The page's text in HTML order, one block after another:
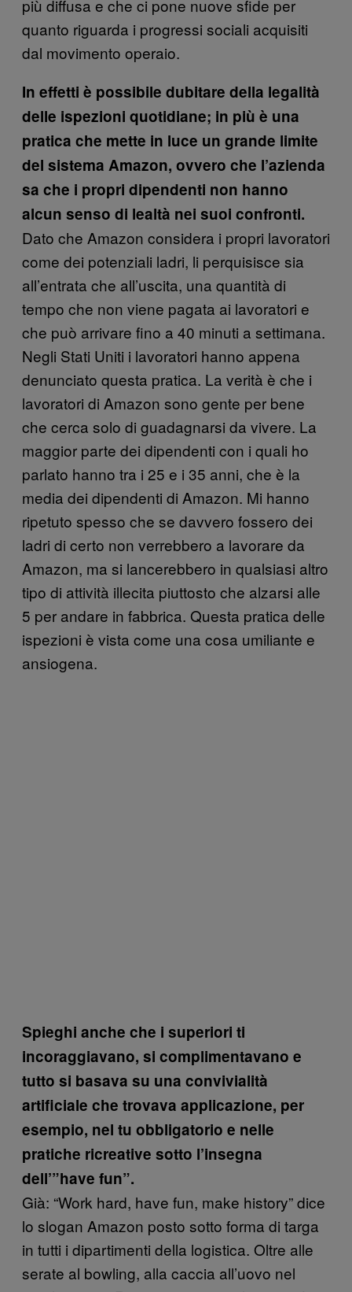
più diffusa e che ci pone nuove sfide per
quanto riguarda i progressi sociali acquisiti
dal movimento operaio.
In effetti è possibile dubitare della legalità
delle ispezioni quotidiane; in più è una
pratica che mette in luce un grande limite
del sistema Amazon, ovvero che l’azienda
sa che i propri dipendenti non hanno
alcun senso di lealtà nei suoi confronti.
Dato che Amazon considera i propri lavoratori
come dei potenziali ladri, li perquisisce sia
all’entrata che all’uscita, una quantità di
tempo che non viene pagata ai lavoratori e
che può arrivare fino a 40 minuti a settimana.
Negli Stati Uniti i lavoratori hanno appena
denunciato questa pratica. La verità è che i
lavoratori di Amazon sono gente per bene
che cerca solo di guadagnarsi da vivere. La
maggior parte dei dipendenti con i quali ho
parlato hanno tra i 25 e i 35 anni, che è la
media dei dipendenti di Amazon. Mi hanno
ripetuto spesso che se davvero fossero dei
ladri di certo non verrebbero a lavorare da
Amazon, ma si lancerebbero in qualsiasi altro
tipo di attività illecita piuttosto che alzarsi alle
5 per andare in fabbrica. Questa pratica delle
ispezioni è vista come una cosa umiliante e
ansiogena.
Spieghi anche che i superiori ti
incoraggiavano, si complimentavano e
tutto si basava su una convivialità
artificiale che trovava applicazione, per
esempio, nel tu obbligatorio e nelle
pratiche ricreative sotto l’insegna
dell’”have fun”.
Già: “Work hard, have fun, make history” dice
lo slogan Amazon posto sotto forma di targa
in tutti i dipartimenti della logistica. Oltre alle
serate al bowling, alla caccia all’uovo nel